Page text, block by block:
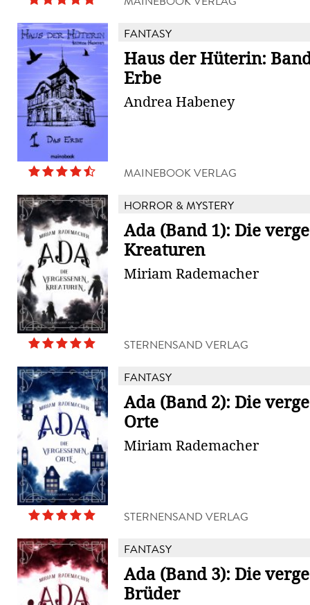
FANTASY
Haus der Hüterin:
Erbe
Andrea Habeney
MAINEBOOK VERLAG
HORROR & MYSTERY
Ada (Band 1): Die
Kreaturen
Miriam Rademacher
STERNENSAND VERLAG
FANTASY
Ada (Band 2): Die
Orte
Miriam Rademacher
STERNENSAND VERLAG
FANTASY
Ada (Band 3): Die
Brüder